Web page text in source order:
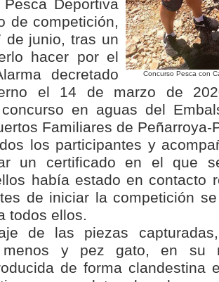
Concurso Pesca con
Deportiva
de competición,
de junio, tras un
hacer por el
decretado
el 14 de marzo de
en aguas del
Familiares de Peñarroya-
los participantes y
un certificado en el que
había estado en contacto
de iniciar la competición
todos ellos.
de las piezas
y pez gato, en su
de forma clandestina